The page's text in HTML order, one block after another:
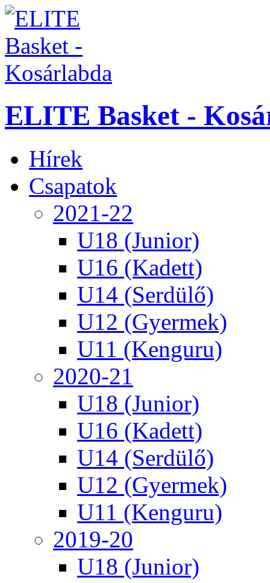
ELITE Basket -
Hírek
Csapatok
2021-22
U18 (Junior)
U16 (Kadett)
U14 (Serdülő)
U12 (Gyermek)
U11 (Kenguru)
2020-21
U18 (Junior)
U16 (Kadett)
U14 (Serdülő)
U12 (Gyermek)
U11 (Kenguru)
2019-20
U18 (Junior)